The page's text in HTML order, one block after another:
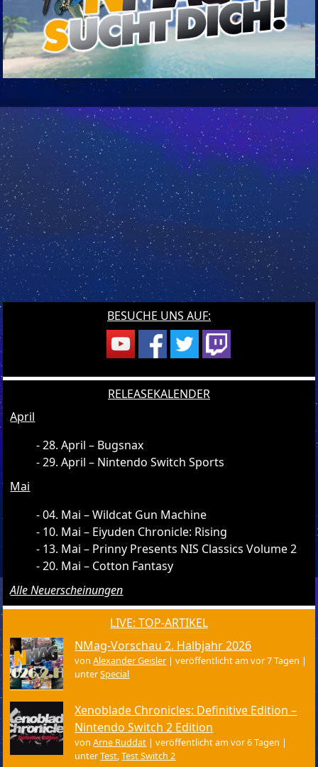
BESUCHE UNS AUF:
RELEASEKALENDER
April
28. April – Bugsnax
29. April – Nintendo Switch Sports
Mai
04. Mai – Wildcat Gun Machine
10. Mai – Eiyuden Chronicle: Rising
13. Mai – Prinny Presents NIS Classics Volume 2
20. Mai – Cotton Fantasy
Alle Neuerscheinungen
LIVE: TOP-ARTIKEL
NMag-Vorschau 2. Halbjahr 2026
vonAlexander Geisler |veröffentlicht am vor 7 Tagen |
unterSpecial
Xenoblade Chronicles: Definitive Edition –
Nintendo Switch 2 Edition
vonArne Ruddat |veröffentlicht am vor 6 Tagen |
unterTest,Test Switch 2